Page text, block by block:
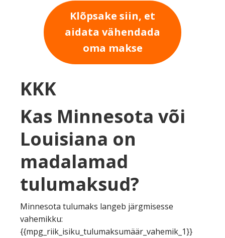
Klõpsake siin, et
aidata vähendada
oma makse
KKK
Kas Minnesota või
Louisiana on
madalamad
tulumaksud?
Minnesota tulumaks langeb järgmisesse
vahemikku:
{{mpg_riik_isiku_tulumaksumäär_vahemik_1}}